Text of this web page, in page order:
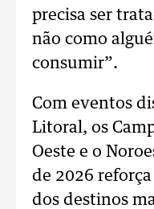
precisa ser
não como
consumir”.
Com eventos
Litoral, os
Oeste e o
de 2026
dos destinos